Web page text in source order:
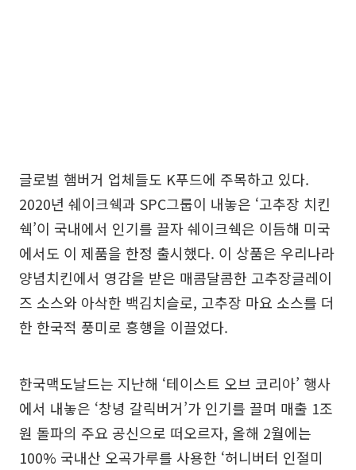
글로벌 햄버거 업체들도 K푸드에 주목하고 있다.
2020년 쉐이크쉑과 SPC그룹이 내놓은 ‘고추장 치킨
쉑’이 국내에서 인기를 끌자 쉐이크쉑은 이듬해 미국
에서도 이 제품을 한정 출시했다. 이 상품은 우리나라
양념치킨에서 영감을 받은 매콤달콤한 고추장글레이
즈 소스와 아삭한 백김치슬로, 고추장 마요 소스를 더
한 한국적 풍미로 흥행을 이끌었다.
한국맥도날드는 지난해 ‘테이스트 오브 코리아’ 행사
에서 내놓은 ‘창녕 갈릭버거’가 인기를 끌며 매출 1조
원 돌파의 주요 공신으로 떠오르자, 올해 2월에는
100% 국내산 오곡가루를 사용한 ‘허니버터 인절미